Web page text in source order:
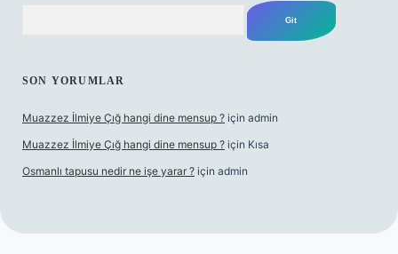
SON YORUMLAR
Muazzez İlmiye Çığ hangi dine mensup ? için admin
Muazzez İlmiye Çığ hangi dine mensup ? için Kısa
Osmanlı tapusu nedir ne işe yarar ? için admin